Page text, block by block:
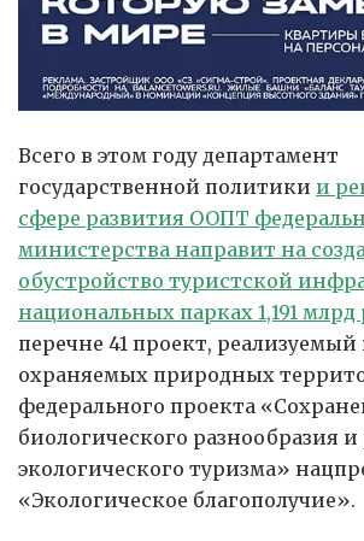
Всего в этом году департамент
государственной политики и
сфере развития ООПТ
министерства направит на
обустройство туристской
национальных парках 1,191 млрд
перечне 41 проект, реализуемый
охраняемых природных
федерального проекта
биологического разнообразия и
экологического туризма»
«Экологическое благополучие».